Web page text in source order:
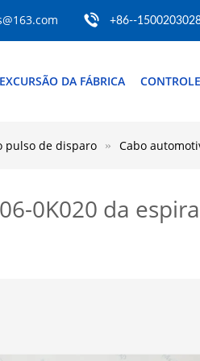
+86--
EXCURSÃO DA FÁBRICA
pulso de disparo Cabo
0K020 da